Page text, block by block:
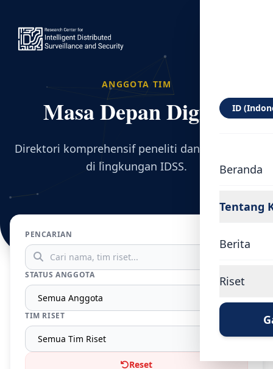
ID
Beranda
Tentang
Berita
Riset
ANGGOTA TIM
Masa Depan Digital
Direktori komprehensif peneliti dan pemagang
di lingkungan IDSS.
PENCARIAN
STATUS ANGGOTA
TIM RISET
Reset